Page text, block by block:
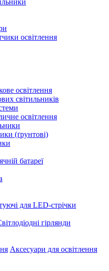
освітлення
освітлення
світильників
освітлення
(ґрунтові)
батареї
для LED-стрічки
гірлянди
Аксесуари для освітлення